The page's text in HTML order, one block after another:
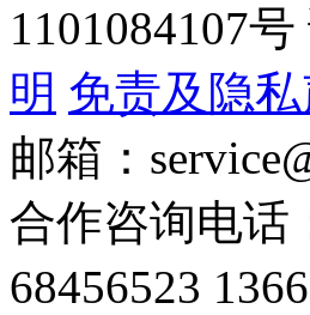
1101084107
明 免责及隐私
邮箱：
合作咨询电话
68456523